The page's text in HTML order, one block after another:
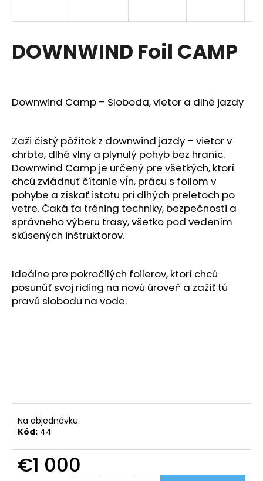
DOWNWIND Foil CAMP
Downwind Camp – Sloboda, vietor a dlhé jazdy
Zaži čistý pôžitok z downwind jazdy – vietor v
chrbte, dlhé vlny a plynulý pohyb bez hraníc.
Downwind Camp je určený pre všetkých, ktorí
chcú zvládnuť čítanie vĺn, prácu s foilom v
pohybe a získať istotu pri dlhých preletoch po
vetre. Čaká ťa tréning techniky, bezpečnosti a
správneho výberu trasy, všetko pod vedením
skúsených inštruktorov.
Ideálne pre pokročilých foilerov, ktorí chcú
posunúť svoj riding na novú úroveň a zažiť tú
pravú slobodu na vode.
Na objednávku
Kód: 44
€1 000
s
ť
HĽADAŤ
O
d
p
o
r
a
m
e